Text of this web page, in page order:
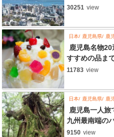
30251 view
日本 鹿児島県 鹿
鹿児島名物
すすめの品ま
11783 view
日本 鹿児島県 鹿
鹿児島一人旅
九州最南端の
9150 view